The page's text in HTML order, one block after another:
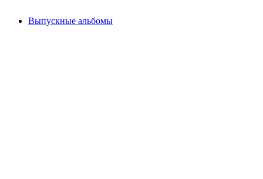
Выпускные альбомы